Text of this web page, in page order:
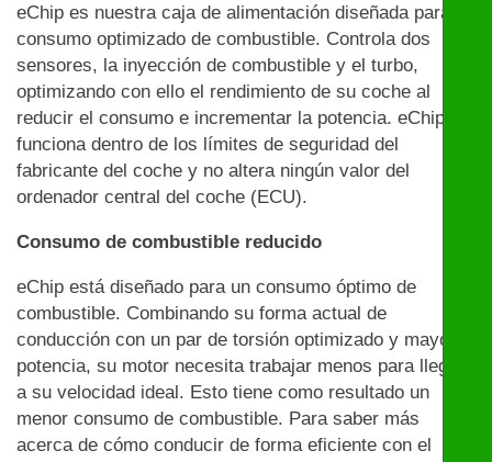
eChip es nuestra caja de alimentación diseñada para un
consumo optimizado de combustible. Controla dos
sensores, la inyección de combustible y el turbo,
optimizando con ello el rendimiento de su coche al
reducir el consumo e incrementar la potencia. eChip
funciona dentro de los límites de seguridad del
fabricante del coche y no altera ningún valor del
ordenador central del coche (ECU).
Consumo de combustible reducido
eChip está diseñado para un consumo óptimo de
combustible. Combinando su forma actual de
conducción con un par de torsión optimizado y mayor
potencia, su motor necesita trabajar menos para llegar
a su velocidad ideal. Esto tiene como resultado un
menor consumo de combustible. Para saber más
acerca de cómo conducir de forma eficiente con el